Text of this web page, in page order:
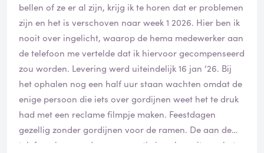
bellen of ze er al zijn, krijg ik te horen dat er problemen
zijn en het is verschoven naar week 1 2026. Hier ben ik
nooit over ingelicht, waarop de hema medewerker aan
de telefoon me vertelde dat ik hiervoor gecompenseerd
zou worden. Levering werd uiteindelijk 16 jan ‘26. Bij
het ophalen nog een half uur staan wachten omdat de
enige persoon die iets over gordijnen weet het te druk
had met een reclame filmpje maken. Feestdagen
gezellig zonder gordijnen voor de ramen. De aan de
telefoon benoemde compensatie is ook nooit aan het